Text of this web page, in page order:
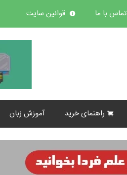
تماس با ما قوانین سایت
راهنمای خرید آموزش زبان